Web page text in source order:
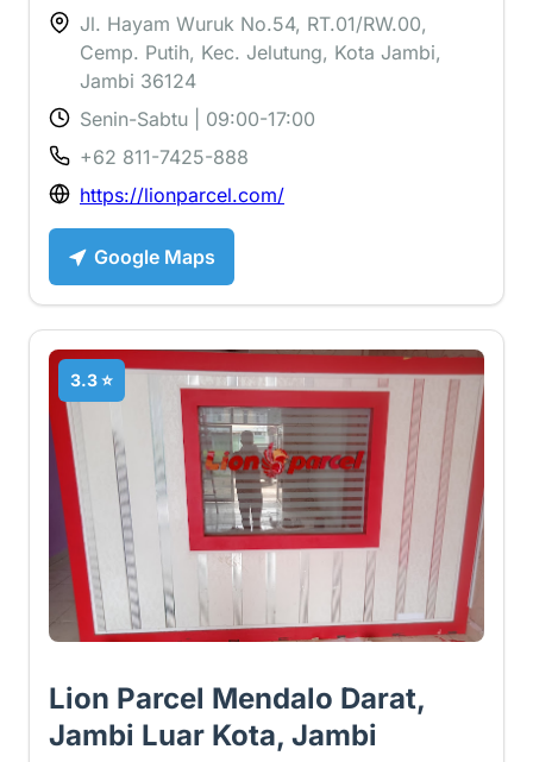
Jl. Hayam Wuruk No.54, RT.01/RW.00,
Cemp. Putih, Kec. Jelutung, Kota Jambi,
Jambi 36124
Senin-Sabtu | 09:00-17:00
+62 811-7425-888
https://lionparcel.com/
Google Maps
3.3 ⭐
Lion Parcel Mendalo Darat,
Jambi Luar Kota, Jambi